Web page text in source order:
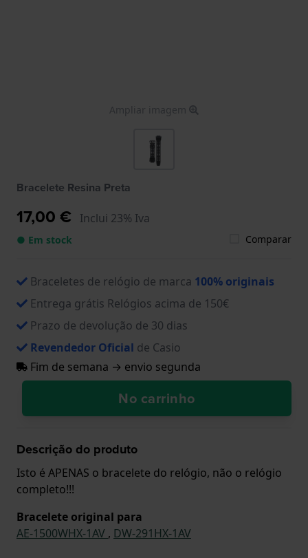
Ampliar imagem
Bracelete Resina Preta
17,00 € Inclui 23% Iva
● Em stock Comparar
Braceletes de relógio de marca 100% originais
Entrega grátis Relógios acima de 150€
Prazo de devolução de 30 dias
Revendedor Oficial de Casio
Fim de semana → envio segunda
No carrinho
Descrição do produto
Isto é APENAS o bracelete do relógio, não o relógio
completo!!!
Bracelete original para
AE-1500WHX-1AV , DW-291HX-1AV